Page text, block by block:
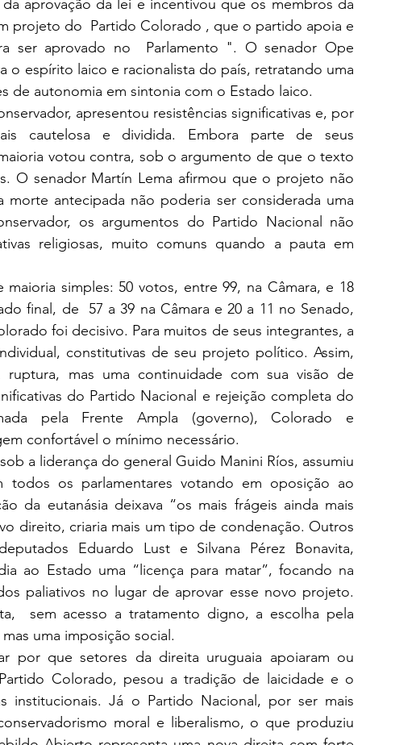
aprovação da lei e incentivou que os membros da
projeto do  Partido Colorado , que o partido apoia e
ser aprovado no  Parlamento ". O senador Ope
o espírito laico e racionalista do país, retratando uma
de autonomia em sintonia com o Estado laico.
apresentou resistências significativas e, por
cautelosa e dividida. Embora parte de seus
votou contra, sob o argumento de que o texto
O senador Martín Lema afirmou que o projeto não
morte antecipada não poderia ser considerada uma
os argumentos do Partido Nacional não
religiosas, muito comuns quando a pauta em
maioria simples: 50 votos, entre 99, na Câmara, e 18
final, de  57 a 39 na Câmara e 20 a 11 no Senado,
foi decisivo. Para muitos de seus integrantes, a
constitutivas de seu projeto político. Assim,
ruptura, mas uma continuidade com sua visão de
do Partido Nacional e rejeição completa do
pela Frente Ampla (governo), Colorado e
confortável o mínimo necessário.
a liderança do general Guido Manini Ríos, assumiu
os parlamentares votando em oposição ao
da eutanásia deixava “os mais frágeis ainda mais
direito, criaria mais um tipo de condenação. Outros
Eduardo Lust e Silvana Pérez Bonavita,
ao Estado uma “licença para matar”, focando na
paliativos no lugar de aprovar esse novo projeto.
sem acesso a tratamento digno, a escolha pela
uma imposição social.
por que setores da direita uruguaia apoiaram ou
Colorado, pesou a tradição de laicidade e o
institucionais. Já o Partido Nacional, por ser mais
moral e liberalismo, o que produziu